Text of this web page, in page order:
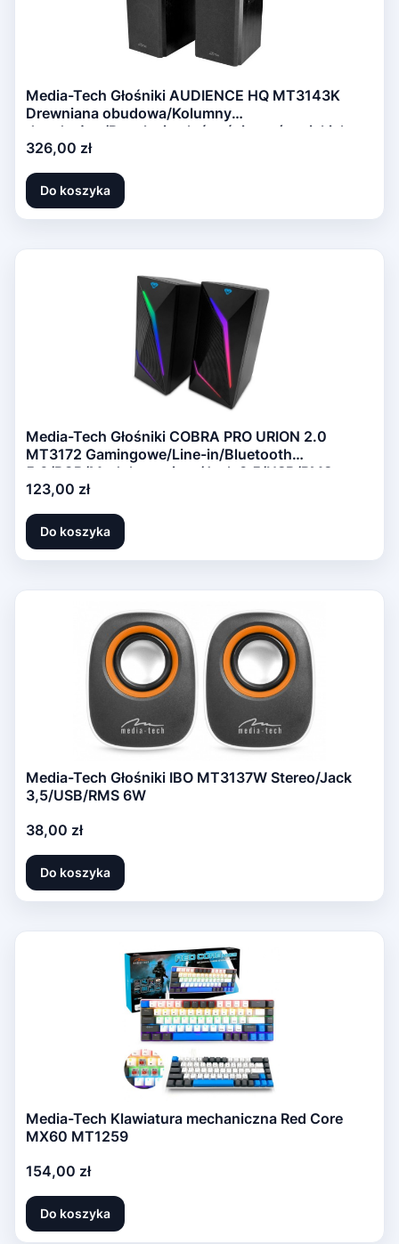
Media-Tech Głośniki AUDIENCE HQ MT3143K
Drewniana obudowa/Kolumny
dwudrożne/Regulacja głośności, tonów niskich,
wysokich/RMS 40W(2x20W)
Cena
326,00 zł
Do koszyka
Media-Tech Głośniki COBRA PRO URION 2.0
MT3172 Gamingowe/Line-in/Bluetooth
5.0/RGB/Moduł sterujący/Jack 3,5/USB/RMS
8W/PMPO 320W
Cena
123,00 zł
Do koszyka
Media-Tech Głośniki IBO MT3137W Stereo/Jack
3,5/USB/RMS 6W
Cena
38,00 zł
Do koszyka
Media-Tech Klawiatura mechaniczna Red Core
MX60 MT1259
Cena
154,00 zł
Do koszyka